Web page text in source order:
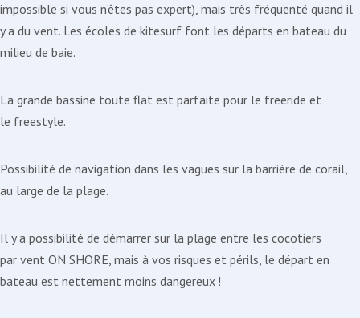
impossible si vous n’êtes pas expert), mais très fréquenté quand il
y a du vent. Les écoles de kitesurf font les départs en bateau du
milieu de baie.
La grande bassine toute flat est parfaite pour le freeride et
le freestyle.
Possibilité de navigation dans les vagues sur la barrière de corail,
au large de la plage.
Il y a possibilité de démarrer sur la plage entre les cocotiers
par vent ON SHORE, mais à vos risques et périls, le départ en
bateau est nettement moins dangereux !